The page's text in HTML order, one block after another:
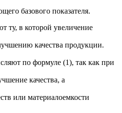
базового показателя.
ту, в которой увеличение
качества продукции.
по формуле (1), так как при
качества, а
или материалоемкости